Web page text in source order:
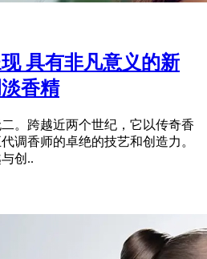
具有非凡意义的新
香精
。跨越近两个世纪，它以传奇香
调香师的卓绝的技艺和创造力。
创..